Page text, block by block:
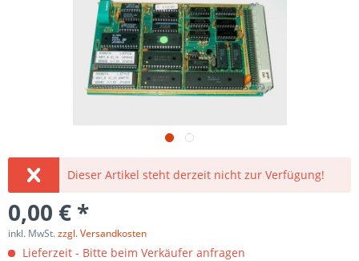
Dieser Artikel steht derzeit nicht zur Verfügung!
0,00 € *
inkl. MwSt.zzgl. Versandkosten
Lieferzeit - Bitte beim Verkäufer anfragen